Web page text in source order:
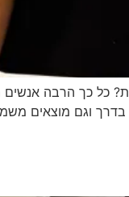
כל כך הרבה
וגם מוצאים